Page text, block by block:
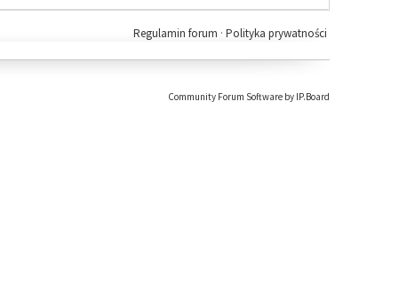
Polityka prywatności
Regulamin forum ·
Community Forum Software by IP.Board